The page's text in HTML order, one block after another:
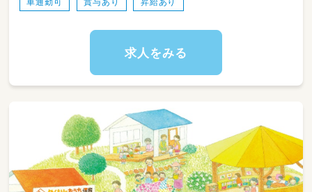
07:30～登園
11:00～昼食
12:30～午睡(事務作業/ブレスチェック/休憩)
15:00～自発的な活動(室内遊び/お散歩)
18:30～降園
車通勤可 賞与あり 昇給あり
求人をみる